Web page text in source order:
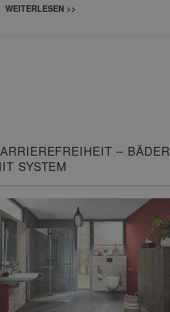
WEITERLESEN >>
– BÄDER
SYSTEM